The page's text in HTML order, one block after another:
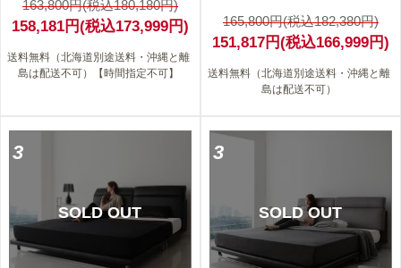
163,800円(税込180,180円)
158,181円(税込173,999円)
送料無料（北海道別途送料・沖縄と離
島は配送不可）【時間指定不可】
165,800円(税込182,380円)
151,817円(税込166,999円)
送料無料（北海道別途送料・沖縄と離
島は配送不可）
3
SOLD OUT
3
SOLD OUT